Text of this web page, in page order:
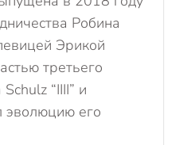
Робина
Эрикой
третьего
“IIII” и
эволюцию его